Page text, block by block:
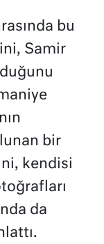
bu
Samir
bir
kendisi
da